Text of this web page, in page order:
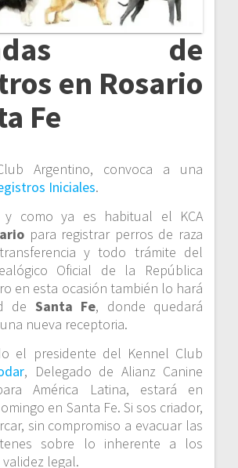
de
en Rosario
Fe
Argentino, convoca a una
Iniciales.
y como ya es habitual el KCA
para registrar perros de raza
y todo trámite del
Oficial de la República
en esta ocasión también lo hará
de Santa Fe, donde quedará
nueva receptoria.
el presidente del Kennel Club
, Delegado de Alianz Canine
América Latina, estará en
en Santa Fe. Si sos criador,
sin compromiso a evacuar las
sobre lo inherente a los
legal.